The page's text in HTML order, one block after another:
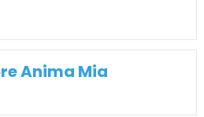
Anima Mia